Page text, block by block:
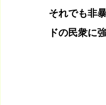
それでも非
ドの民衆に